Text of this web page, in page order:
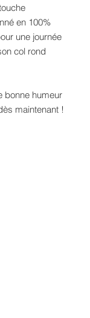
en 100%
une journée
col rond
bonne humeur
maintenant !